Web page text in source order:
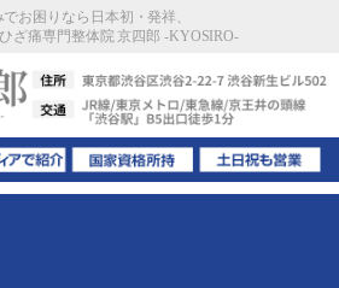
でお困りなら日本初・発祥、
ざ痛専門整体院 京四郎 -KYOSIRO-